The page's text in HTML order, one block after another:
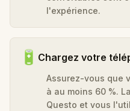
l'expérience.
🔋 Chargez votre
Assurez-vous que
à au moins 60 %.
Questo et vous